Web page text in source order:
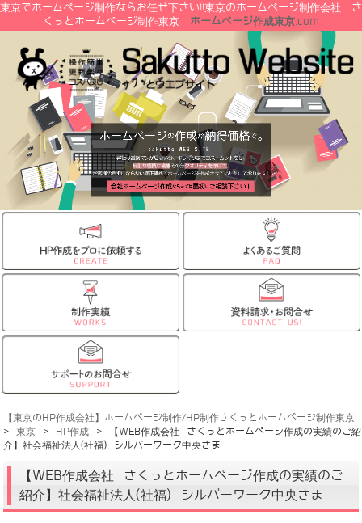
東京でホームページ制作ならお任せ下さい!!東京のホームページ制作会社 さ
くっとホームページ制作東京 ホームページ作成東京.com
【東京のHP作成会社】ホームページ制作/HP制作さくっとホームページ制作東京
>東京 > HP作成 >
【WEB作成会社 さくっとホームページ作成の実績のご紹
介】社会福祉法人(社福) シルバーワーク中央さま
【WEB作成会社 さくっとホームページ作成の実績のご
紹介】社会福祉法人(社福) シルバーワーク中央さま